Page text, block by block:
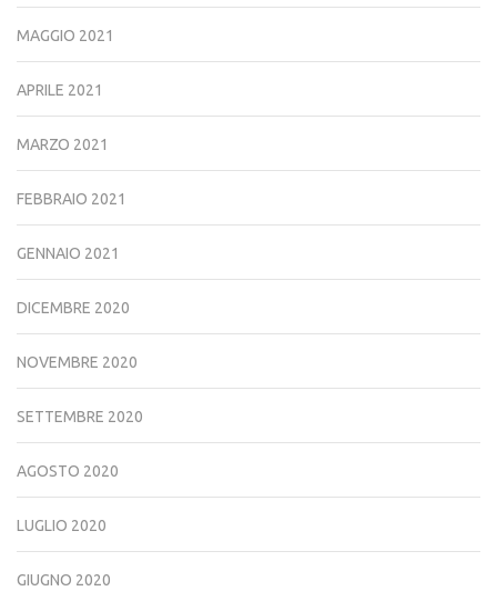
MAGGIO 2021
APRILE 2021
MARZO 2021
FEBBRAIO 2021
GENNAIO 2021
DICEMBRE 2020
NOVEMBRE 2020
SETTEMBRE 2020
AGOSTO 2020
LUGLIO 2020
GIUGNO 2020